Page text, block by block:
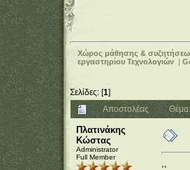
Χώρος μάθησης &
εργαστηρίου Τεχνολογιών |
Σελίδες: [1]
Αποστολέας
Πλατινάκης
Κώστας
Administrator
Full Member
,,